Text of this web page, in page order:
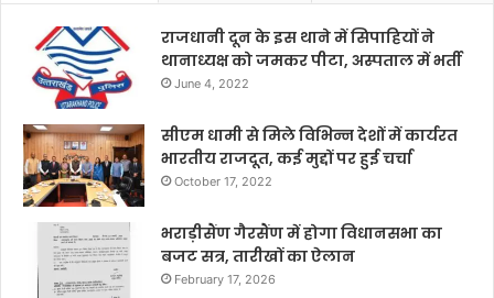
राजधानी दून के इस थाने में सिपाहियों ने
थानाध्यक्ष को जमकर पीटा, अस्पताल में भर्ती
June 4, 2022
सीएम धामी से मिले विभिन्न देशों में कार्यरत
भारतीय राजदूत, कई मुद्दों पर हुई चर्चा
October 17, 2022
भराड़ीसैंण गैरसैंण में होगा विधानसभा का
बजट सत्र, तारीखों का ऐलान
February 17, 2026